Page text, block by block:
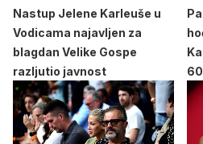
Nastup Jelene Karleuše u
Vodicama najavljen za
blagdan Velike Gospe
razljutio javnost